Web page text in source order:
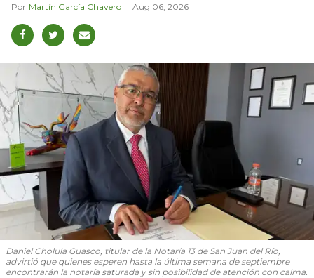
Martín García Chavero Aug 06, 2026
Daniel Cholula Guasco, titular de la Notaría 13 de San Juan del Río,
advirtió que quienes esperen hasta la última semana de septiembre
encontrarán la notaría saturada y sin posibilidad de atención con calma.